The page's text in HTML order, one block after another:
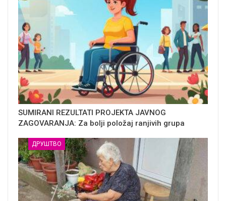
SUMIRANI REZULTATI PROJEKTA JAVNOG
ZAGOVARANJA: Za bolji položaj ranjivih grupa
ДРУШТВО